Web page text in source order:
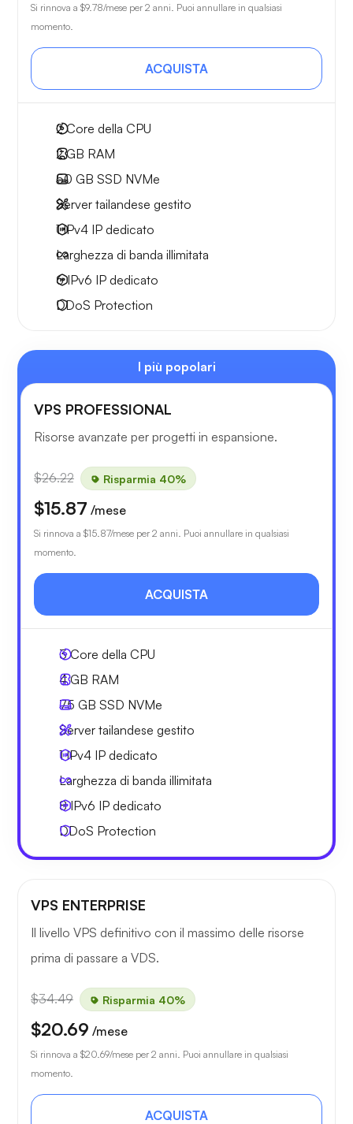
Si rinnova a $9.78/mese per 2 anni. Puoi annullare in qualsiasi
momento.
ACQUISTA
2Core della CPU
2 GB RAM
50 GB SSD NVMe
Server tailandese gestito
1 IPv4 IP dedicato
Larghezza di banda illimitata
6 IPv6 IP dedicato
DDoS Protection
I più popolari
VPS PROFESSIONAL
Risorse avanzate per progetti in espansione.
$26.22 Risparmia 40%
$15.87 /mese
Si rinnova a $15.87/mese per 2 anni. Puoi annullare in qualsiasi
momento.
ACQUISTA
3Core della CPU
4 GB RAM
75 GB SSD NVMe
Server tailandese gestito
1 IPv4 IP dedicato
Larghezza di banda illimitata
8 IPv6 IP dedicato
DDoS Protection
VPS ENTERPRISE
Il livello VPS definitivo con il massimo delle risorse
prima di passare a VDS.
$34.49 Risparmia 40%
$20.69 /mese
Si rinnova a $20.69/mese per 2 anni. Puoi annullare in qualsiasi
momento.
ACQUISTA